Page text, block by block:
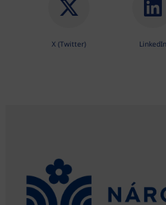
X (Twitter) LinkedIn